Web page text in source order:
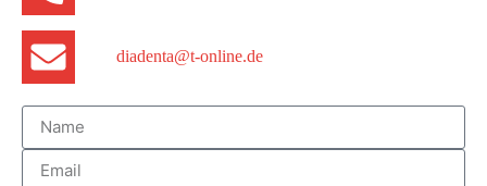
diadenta@t-online.de